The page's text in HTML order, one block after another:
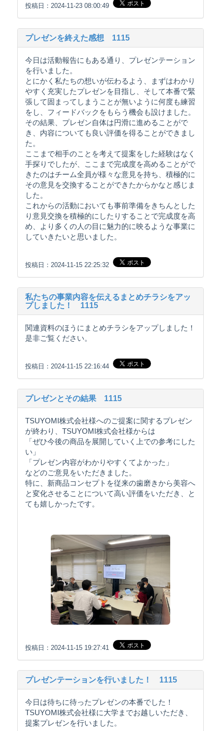
投稿日：2024-11-23 08:00:49
プレゼンを終えた感想 1115
今日は活動報告にもある通り、プレゼンテーション
を行いました。
とにかく私たちの想いが伝わるよう、まずはわかり
やすく充実したプレゼンを目指し、そして本番で緊
張して固まってしまうことが無いように何度も練習
をし、フィードバックをもらう機会も設けました。
その結果、プレゼン自体は円滑に進めることがで
き、内容についても良い評価を得ることができまし
た。
ここまで相手のことを考えて提案をした経験はなく
手探りでしたが、ここまで完成度を高めることがで
きたのはチーム全員が様々な意見を持ち、積極的に
その意見を交換することができたからかなと感じま
した。
これからの活動においても事前準備をきちんとした
り意見交換を積極的にしたりすることで完成度を高
め、より多くの人の目に魅力的に映るような事業に
していきたいと思いました。
投稿日：2024-11-15 22:25:32
私たちの事業内容を伝えるまとめチラシをアッ
プしました！ 1115
関連資料のほうにまとめチラシをアップしました！
是非ご覧ください。
投稿日：2024-11-15 22:16:44
プレゼンとその結果 1115
TSUYOMI株式会社様へのご提案に関するプレゼン
が終わり、TSUYOMI株式会社様からは
「ぜひ今後の商品を展開していく上での参考にした
い」
「プレゼン内容がわかりやすくてよかった」
などのご意見をいただきました。
特に、新商品コンセプトを従来の歯磨きから美容へ
と変化させることについて高い評価をいただき、と
ても嬉しかったです。
投稿日：2024-11-15 19:27:41
プレゼンテーションを行いました！ 1115
今日は待ちに待ったプレゼンの本番でした！
TSUYOMI株式会社様に大学までお越しいただき、
提案プレゼンを行いました。